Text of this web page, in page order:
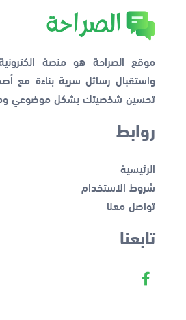
موقع الصراحة هو منصة
واستقبال رسائل سرية بناءة مع
تحسين شخصيتك بشكل موضوعي
روابط
الرئيسية
شروط الاستخدام
تواصل معنا
تابعنا